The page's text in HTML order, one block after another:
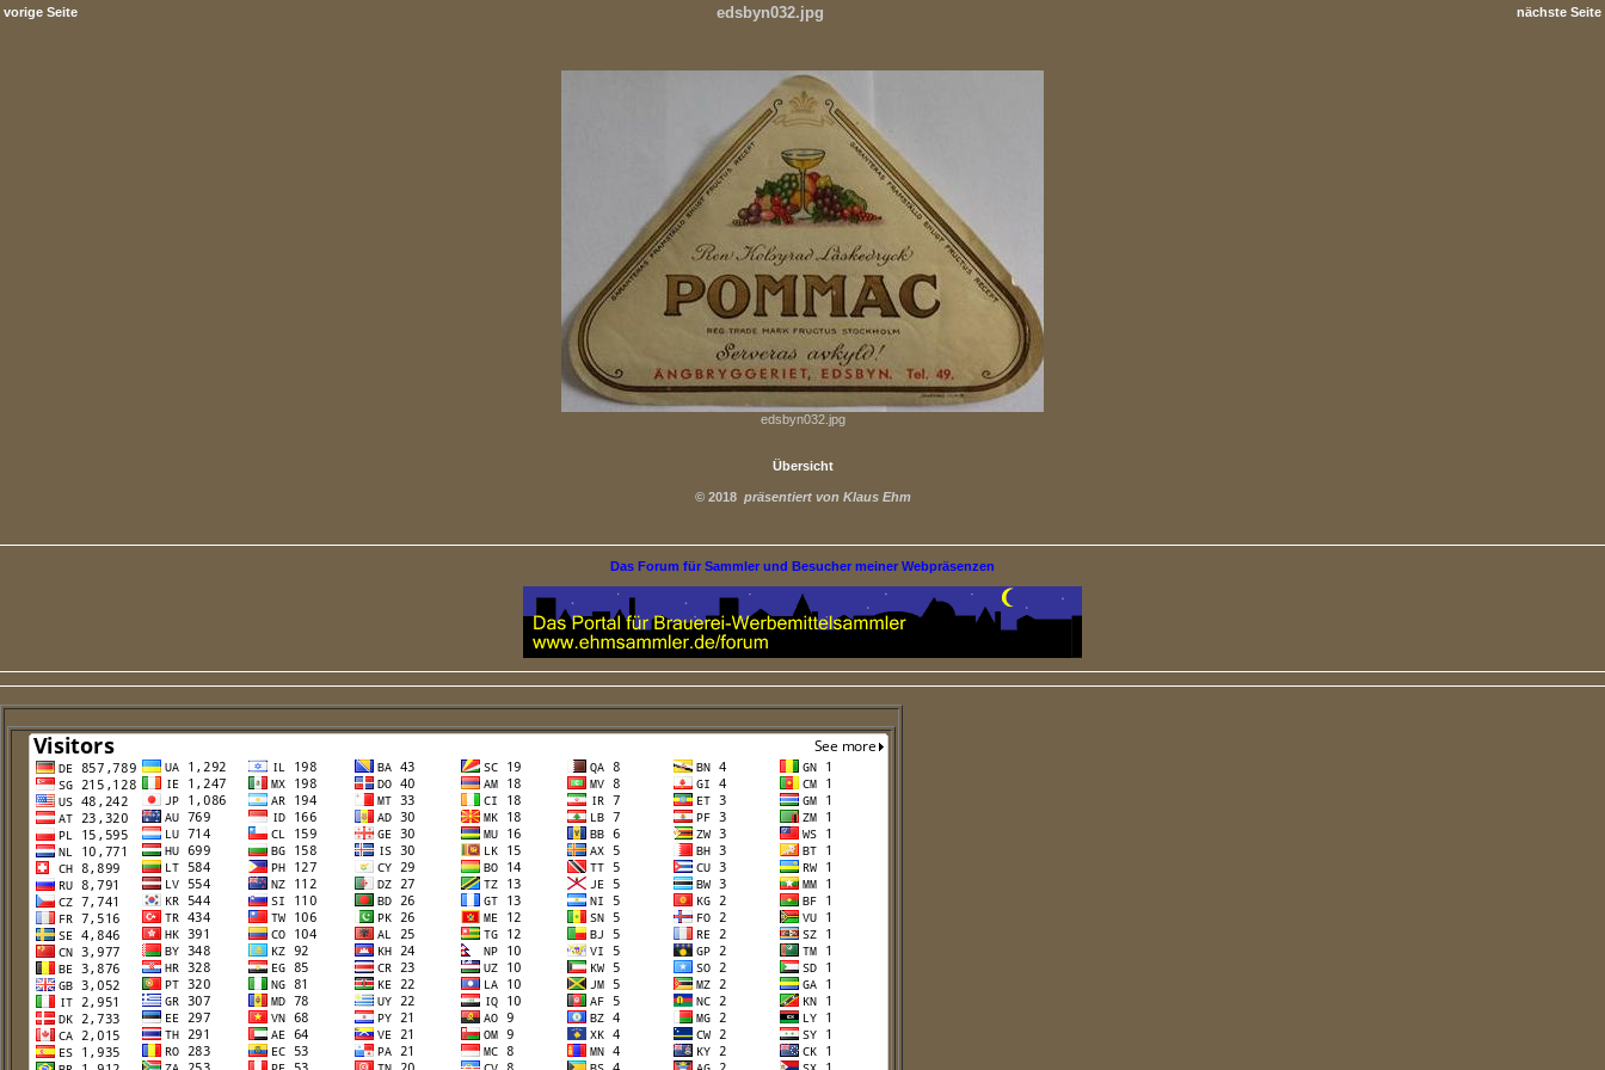
vorige Seite edsbyn032.jpg nächste Seite
edsbyn032.jpg
Übersicht
© 2018 präsentiert von Klaus Ehm
Das Forum für Sammler und Besucher meiner Webpräsenzen